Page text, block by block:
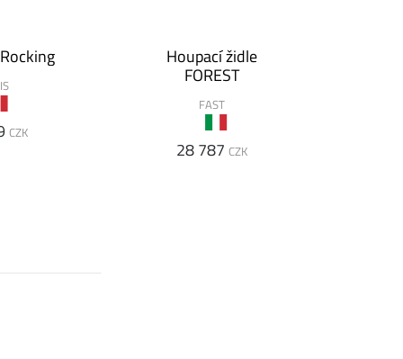
CZK
Houpací židle
FOREST
FAST
28 787 CZK